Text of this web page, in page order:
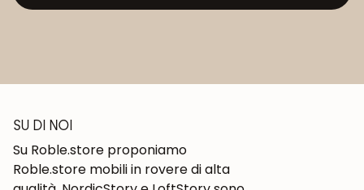
SU DI NOI
Su Roble.store proponiamo
Roble.store mobili in rovere di alta